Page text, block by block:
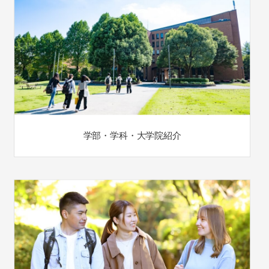
学部・学科・大学院紹介